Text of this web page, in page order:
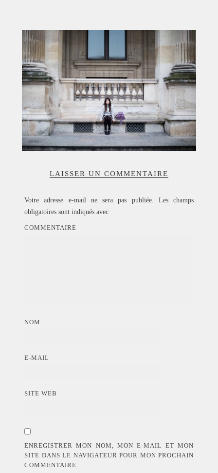
RECHERCHE
ARCHIVES
LAISSER UN COMMENTAIRE
Votre adresse e-mail ne sera pas publiée.
Les champs
obligatoires sont indiqués avec
COMMENTAIRE
NOM
E-MAIL
SITE WEB
ENREGISTRER MON NOM, MON E-MAIL ET MON
SITE DANS LE NAVIGATEUR POUR MON PROCHAIN
COMMENTAIRE.